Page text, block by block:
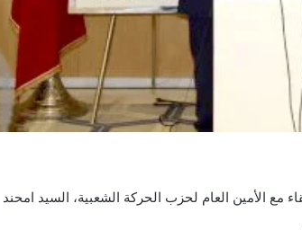
مع الأمين العام لحزب الحركة الشعبية، السيد امحند